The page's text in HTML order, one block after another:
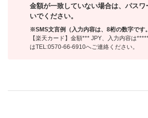
金額が一致していない場合は、パスワ
いでください。
※SMS文言例（入力内容は、8桁の数字です
【楽天カード】金額*** JPY、入力内容は
はTEL:0570-66-6910へご連絡ください。